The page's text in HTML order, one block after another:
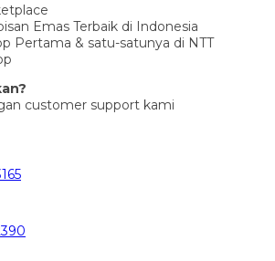
Emas Terbaik di Indonesia
Pertama & satu-satunya di NTT
customer support kami